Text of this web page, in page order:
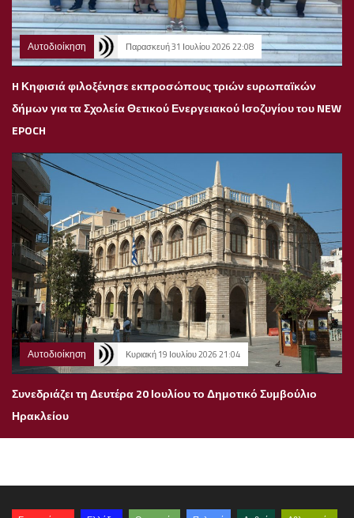
Αυτοδιοίκηση Παρασκευή 31 Ιουλίου 2026 22:08
H Κηφισιά φιλοξένησε εκπροσώπους τριών ευρωπαϊκών
δήμων για τα Σχολεία Θετικού Ενεργειακού Ισοζυγίου του NEW
EPOCH
Αυτοδιοίκηση Κυριακή 19 Ιουλίου 2026 21:04
Συνεδριάζει τη Δευτέρα 20 Ιουλίου το Δημοτικό Συμβούλιο
Ηρακλείου